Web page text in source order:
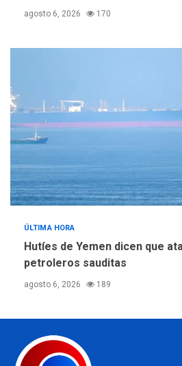
agosto 6, 2026 170
ÚLTIMA HORA
Hutíes de Yemen dicen que
petroleros sauditas
agosto 6, 2026 189